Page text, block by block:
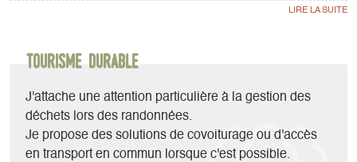
gestion des émotions)
Les Randonnées & Sophrologie sont proposées à la
journée.
Tourisme durable
J'attache une attention particulière à la gestion des
déchets lors des randonnées.
Je propose des solutions de covoiturage ou d'accès
en transport en commun lorsque c'est possible.